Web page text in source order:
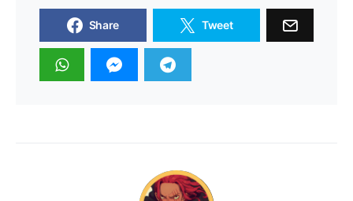
Share Tweet